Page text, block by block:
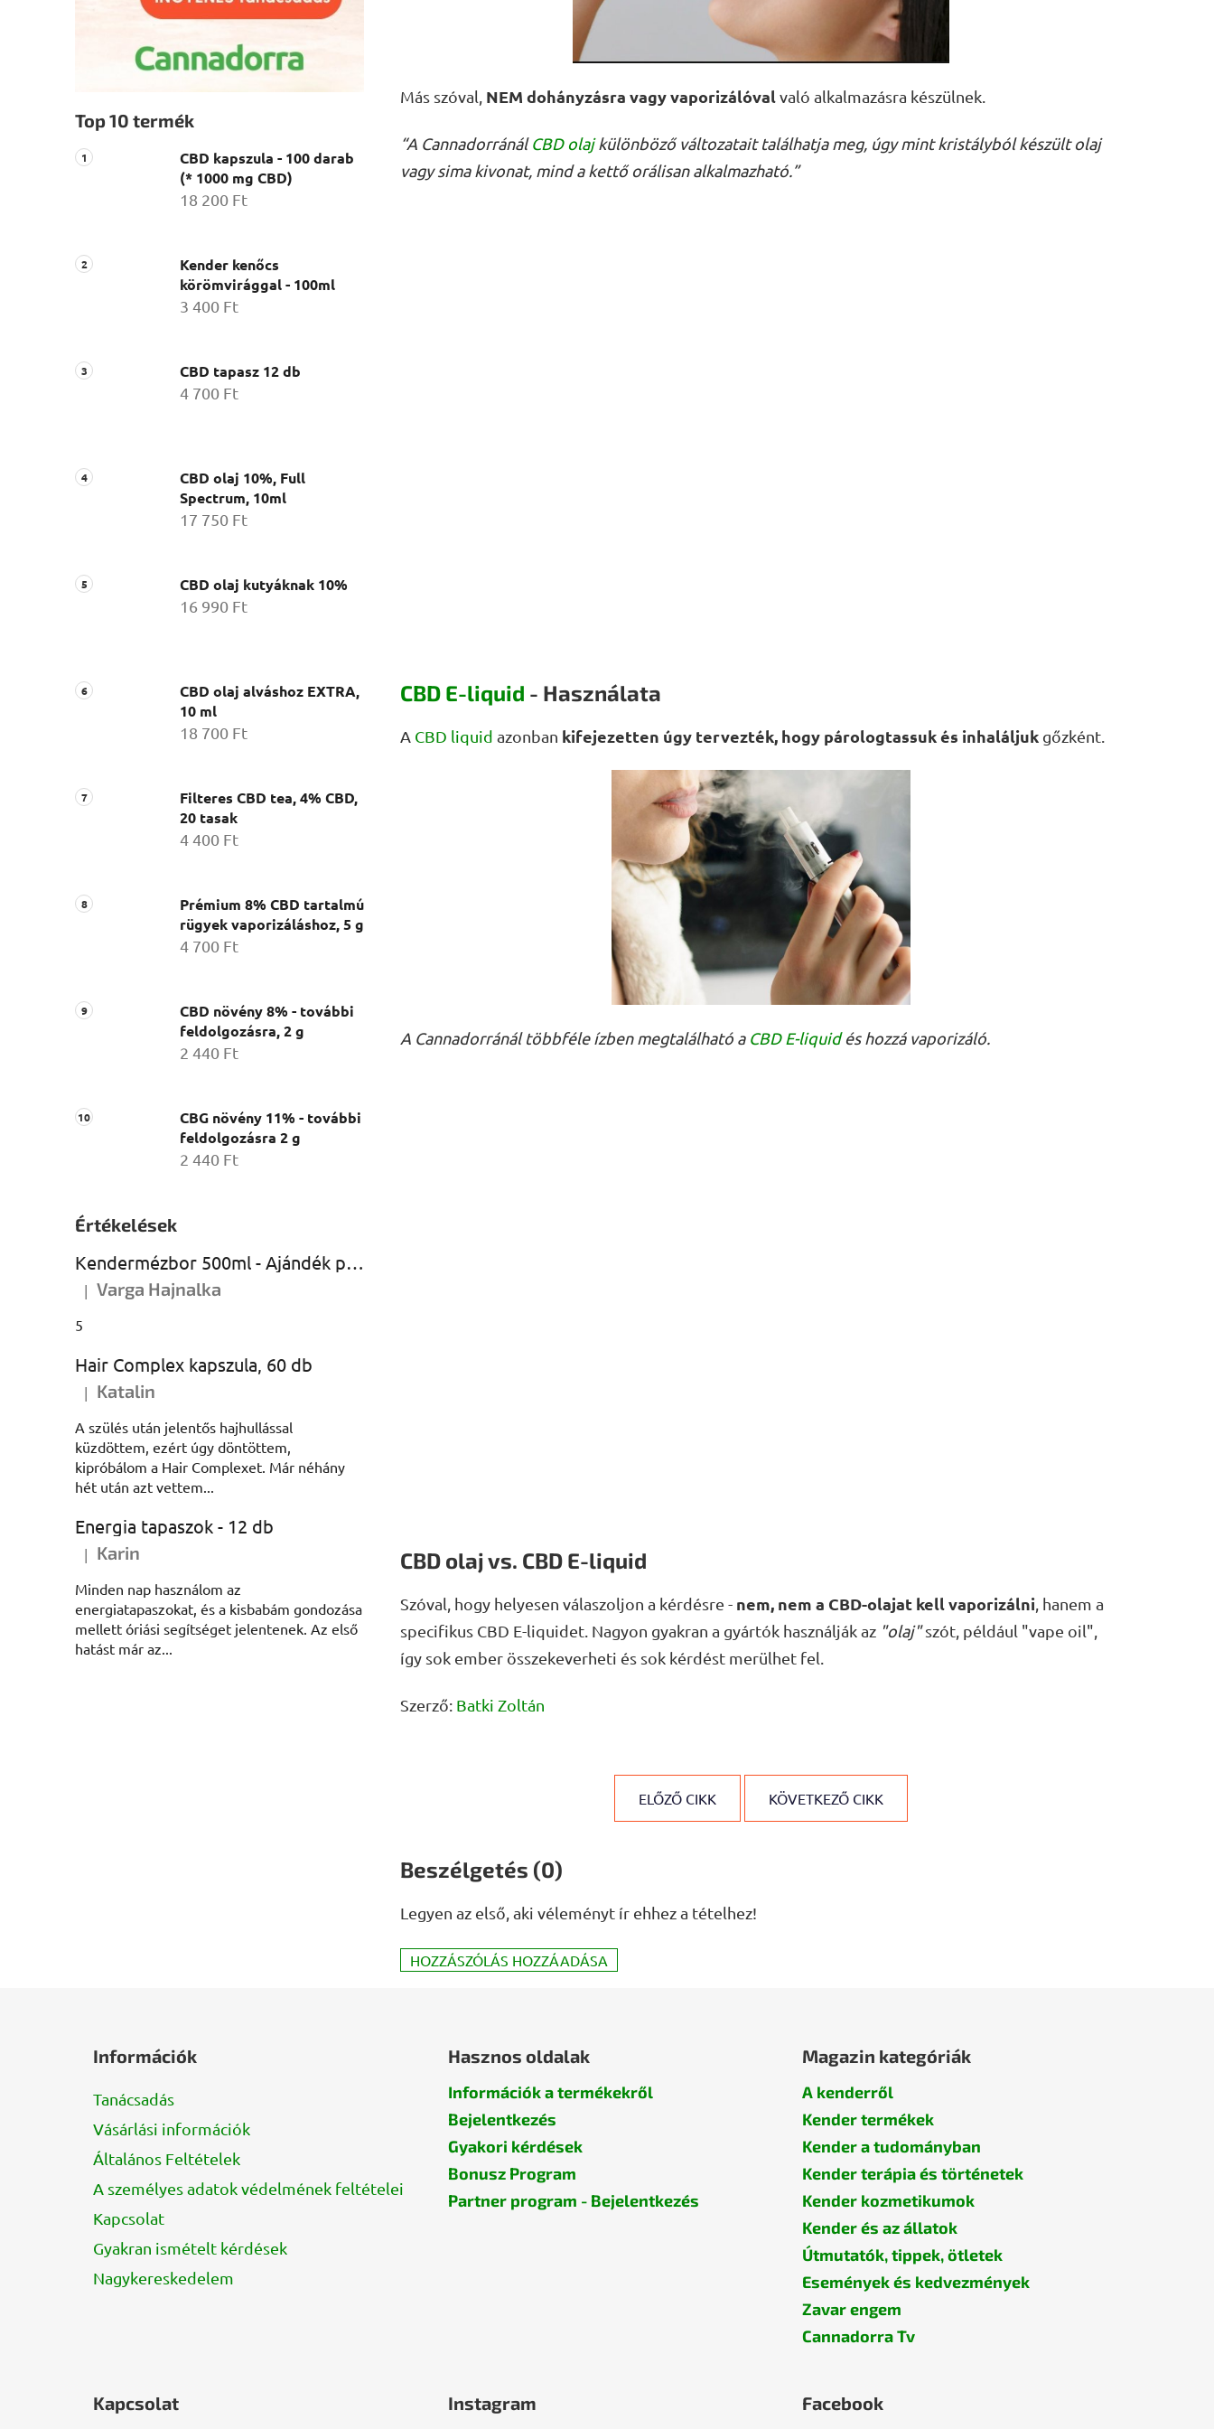
Top 10 termék
CBD kapszula - 100 darab
(* 1000 mg CBD)
18 200 Ft
Kender kenőcs
körömvirággal - 100ml
3 400 Ft
CBD tapasz 12 db
4 700 Ft
CBD olaj 10%, Full
Spectrum, 10ml
17 750 Ft
CBD olaj kutyáknak 10%
16 990 Ft
CBD olaj alváshoz EXTRA,
10 ml
18 700 Ft
Filteres CBD tea, 4% CBD,
20 tasak
4 400 Ft
Prémium 8% CBD tartalmú
rügyek vaporizáláshoz, 5 g
4 700 Ft
CBD növény 8% - további
feldolgozásra, 2 g
2 440 Ft
CBG növény 11% - további
feldolgozásra 2 g
2 440 Ft
Értékelések
Kendermézbor 500ml - Ajándék palackban
A termék értékelése 5-ből 5 csillag.
| Varga Hajnalka
5
Hair Complex kapszula, 60 db
A termék értékelése 5-ből 5 csillag.
| Katalin
A szülés után jelentős hajhullással
küzdöttem, ezért úgy döntöttem,
kipróbálom a Hair Complexet. Már néhány
hét után azt vettem...
Energia tapaszok - 12 db
A termék értékelése 5-ből 5 csillag.
| Karin
Minden nap használom az
energiatapaszokat, és a kisbabám gondozása
mellett óriási segítséget jelentenek. Az első
hatást már az...
Más szóval, NEM dohányzásra vagy vaporizálóvalvaló alkalmazásra készülnek.
“A CannadorránálCBD olajkülönböző változatait találhatja meg, úgy mint kristályból készült olaj
vagy sima kivonat, mind a kettő orálisan alkalmazható.”
CBD E-liquid - Használata
A CBD liquid azonban kifejezetten úgy tervezték, hogy párologtassuk és inhaláljuk gőzként.
A Cannadorránál többféle ízben megtalálható a CBD E-liquidés hozzá vaporizáló.
CBD olaj vs. CBD E-liquid
Szóval, hogy helyesen válaszoljon a kérdésre - nem, nem a CBD-olajat kell vaporizálni, hanem a
specifikus CBD E-liquidet. Nagyon gyakran a gyártók használják az "olaj"szót, például "vape oil",
így sok ember összekeverheti és sok kérdést merülhet fel.
Szerző: Batki Zoltán
ELŐZŐ CIKK KÖVETKEZŐ CIKK
Beszélgetés (0)
Legyen az első, aki véleményt ír ehhez a tételhez!
HOZZÁSZÓLÁS HOZZÁADÁSA
Információk
Tanácsadás
Vásárlási információk
Általános Feltételek
A személyes adatok védelmének feltételei
Kapcsolat
Gyakran ismételt kérdések
Nagykereskedelem
Hasznos oldalak
Információk a termékekről
Bejelentkezés
Gyakori kérdések
Bonusz Program
Partner program - Bejelentkezés
Magazin kategóriák
A kenderről
Kender termékek
Kender a tudományban
Kender terápia és történetek
Kender kozmetikumok
Kender és az állatok
Útmutatók, tippek, ötletek
Események és kedvezmények
Zavar engem
Cannadorra Tv
Kapcsolat Instagram Facebook